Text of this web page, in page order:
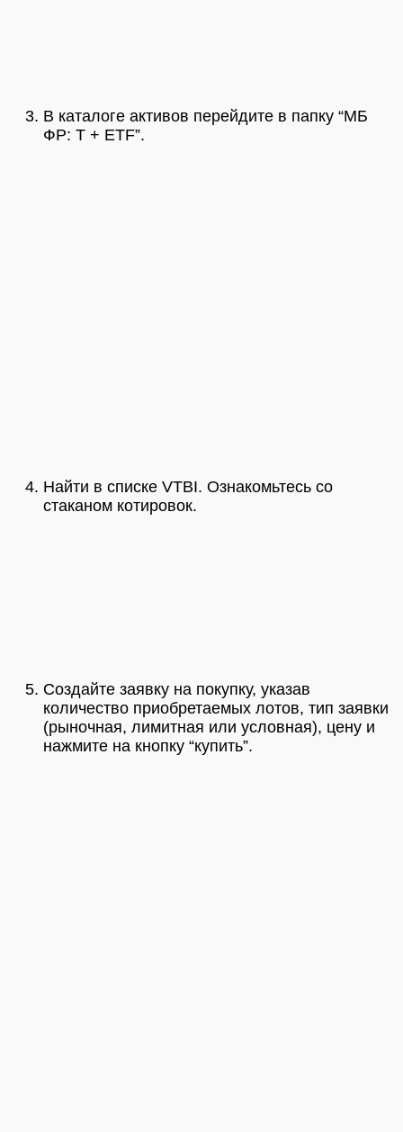
В каталоге активов перейдите в папку “МБ
ФР: Т + ETF”.
Найти в списке VTBI. Ознакомьтесь со
стаканом котировок.
Создайте заявку на покупку, указав
количество приобретаемых лотов, тип заявки
(рыночная, лимитная или условная), цену и
нажмите на кнопку “купить”.